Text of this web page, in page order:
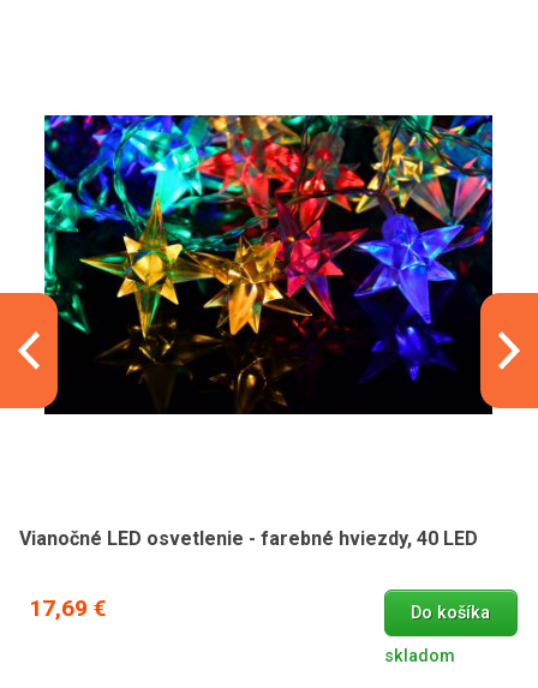
Vianočné LED osvetlenie - farebné hviezdy, 40 LED
17,69 € Do košíka
skladom